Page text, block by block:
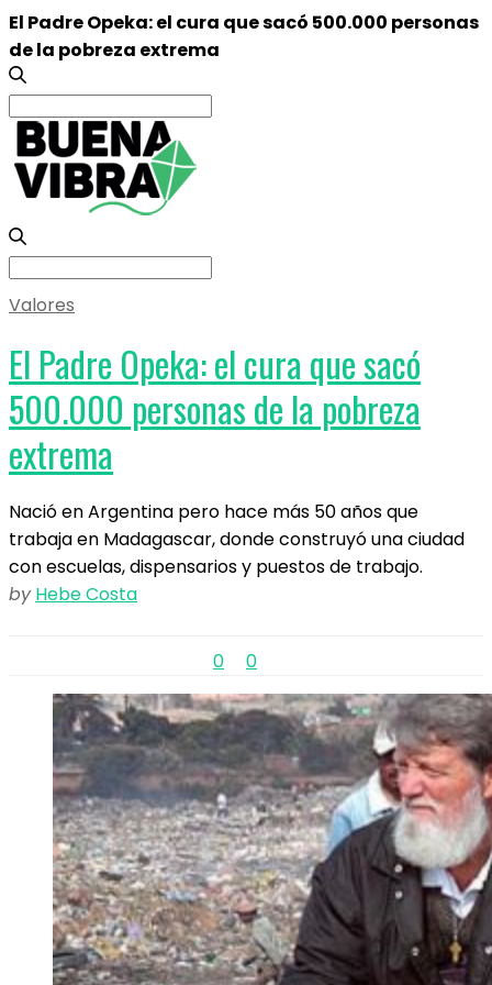
El Padre Opeka: el cura que sacó 500.000 personas
de la pobreza extrema
Search
for:
Search
Valores
El Padre Opeka: el cura que sacó
500.000 personas de la pobreza
extrema
Nació en Argentina pero hace más 50 años que
trabaja en Madagascar, donde construyó una ciudad
con escuelas, dispensarios y puestos de trabajo.
by Hebe Costa
0 0